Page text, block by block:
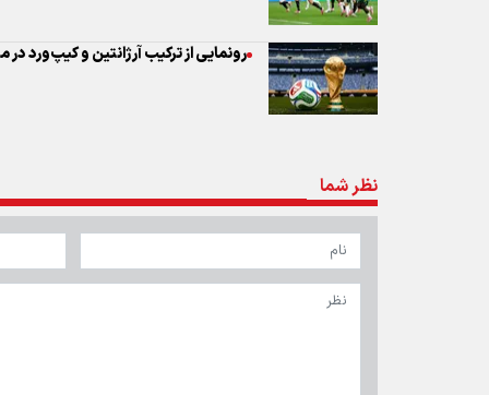
رونمایی از ترکیب آرژانتین و کیپ‌ورد
نظر شما